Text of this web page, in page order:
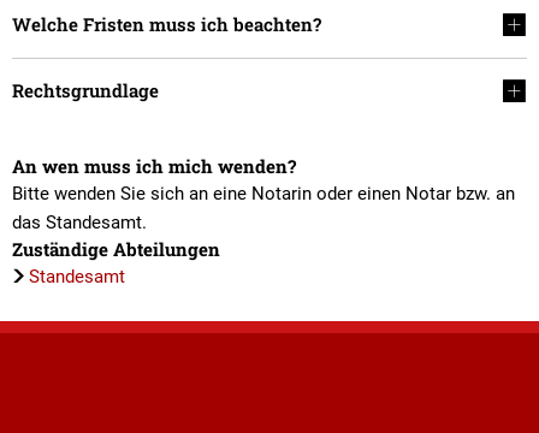
Welche Fristen muss ich beachten?
Rechtsgrundlage
An wen muss ich mich wenden?
Bitte wenden Sie sich an eine Notarin oder einen Notar bzw. an
das Standesamt.
Zuständige Abteilungen
Standesamt